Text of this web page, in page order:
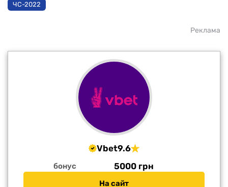
ЧС-2022
Реклама
Vbet9.6
бонус 5000 грн
На сайт